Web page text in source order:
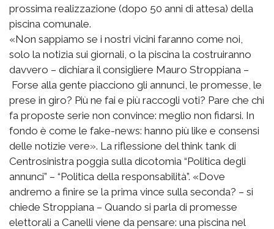
prossima realizzazione (dopo 50 anni di attesa) della
piscina comunale.
«Non sappiamo se i nostri vicini faranno come noi,
solo la notizia sui giornali, o la piscina la costruiranno
davvero – dichiara il consigliere Mauro Stroppiana –
Forse alla gente piacciono gli annunci, le promesse, le
prese in giro? Più ne fai e più raccogli voti? Pare che chi
fa proposte serie non convince: meglio non fidarsi. In
fondo è come le fake-news: hanno più like e consensi
delle notizie vere». La riflessione del think tank di
Centrosinistra poggia sulla dicotomia “Politica degli
annunci” – “Politica della responsabilità”. «Dove
andremo a finire se la prima vince sulla seconda? – si
chiede Stroppiana – Quando si parla di promesse
elettorali a Canelli viene da pensare: una piscina nel